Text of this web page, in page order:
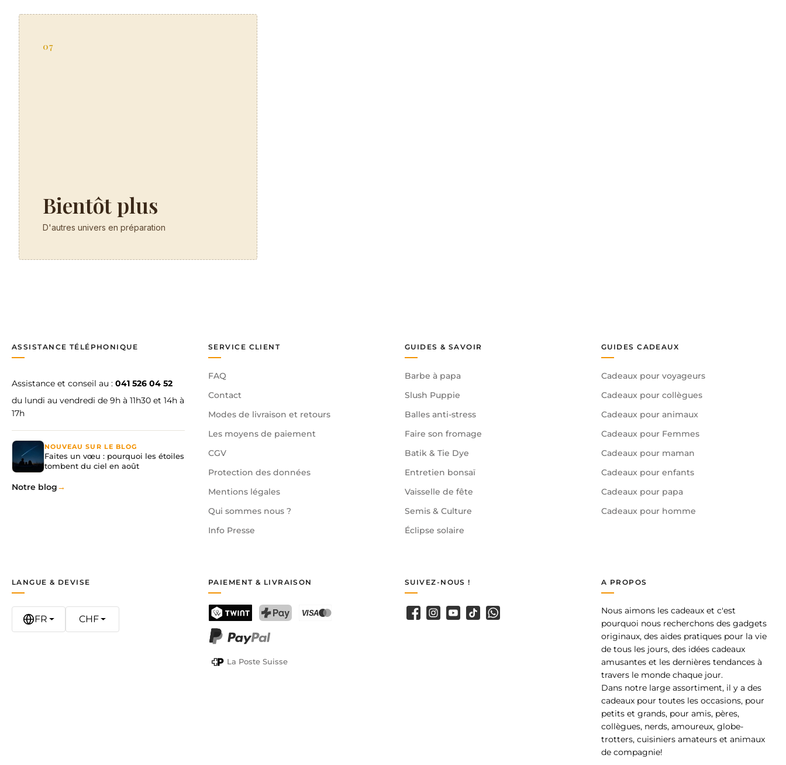
07
Bientôt plus
D'autres univers en préparation
ASSISTANCE TÉLÉPHONIQUE
Assistance et conseil au : 041 526 04 52
du lundi au vendredi de 9h à 11h30 et 14h à
17h
NOUVEAU SUR LE BLOG
Faites un vœu : pourquoi les étoiles
tombent du ciel en août
Notre blog
SERVICE CLIENT
FAQ
Contact
Modes de livraison et retours
Les moyens de paiement
CGV
Protection des données
Mentions légales
Qui sommes nous ?
Info Presse
GUIDES & SAVOIR
Barbe à papa
Slush Puppie
Balles anti-stress
Faire son fromage
Batik & Tie Dye
Entretien bonsaï
Vaisselle de fête
Semis & Culture
Éclipse solaire
GUIDES CADEAUX
Cadeaux pour voyageurs
Cadeaux pour collègues
Cadeaux pour animaux
Cadeaux pour Femmes
Cadeaux pour maman
Cadeaux pour enfants
Cadeaux pour papa
Cadeaux pour homme
A PROPOS
Nous aimons les cadeaux et c'est
pourquoi nous recherchons des gadgets
originaux, des aides pratiques pour la vie
de tous les jours, des idées cadeaux
amusantes et les dernières tendances à
travers le monde chaque jour.
Dans notre large assortiment, il y a des
cadeaux pour toutes les occasions, pour
petits et grands, pour amis, pères,
collègues, nerds, amoureux, globe-
trotters, cuisiniers amateurs et animaux
de compagnie!
PAIEMENT & LIVRAISON
TWINT
La Poste Suisse
LANGUE & DEVISE
FR CHF
SUIVEZ-NOUS !
Facebook
Instagram
YouTubeTikTokWhatsApp